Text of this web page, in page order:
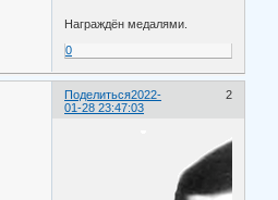
Награждён медалями.
0
Поделиться 2
2022-
01-28 23:47:03